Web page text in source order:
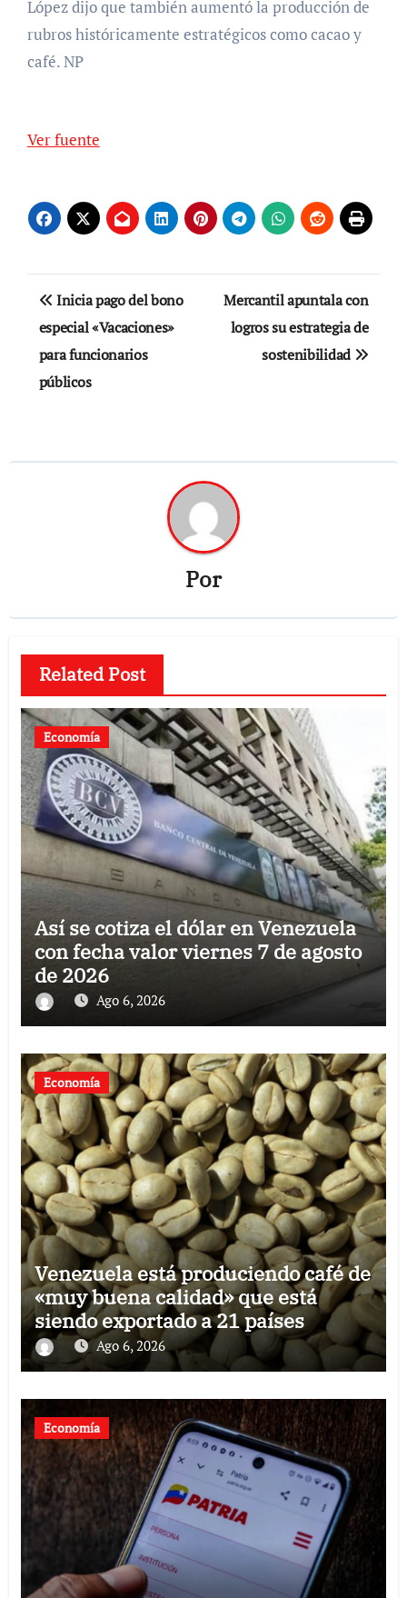
López dijo que también aumentó la producción de
rubros históricamente estratégicos como cacao y
café. NP
Ver fuente
Navegación
de
entradas
Inicia pago del bono
especial «Vacaciones»
para funcionarios
públicos
Mercantil apuntala con
logros su estrategia de
sostenibilidad
Por
Related Post
Economía
Así se cotiza el dólar en Venezuela
con fecha valor viernes 7 de agosto
de 2026
Ago 6, 2026
Economía
Venezuela está produciendo café de
«muy buena calidad» que está
siendo exportado a 21 países
Ago 6, 2026
Economía